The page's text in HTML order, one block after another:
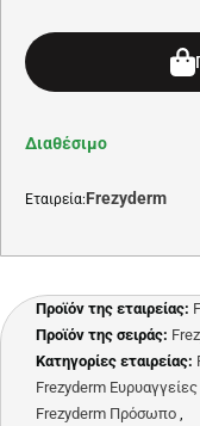
Εταιρεία:Frezyderm
Διαθέσιμο
Προϊόν της εταιρείας:
Προϊόν της σειράς:
Κατηγορίες εταιρείας:
Frezyderm
Frezyderm Πρόσωπο ,